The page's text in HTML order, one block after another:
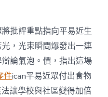
批評重點指向平易近生
，光束瞬間爆發出一連
論氣泡。價，指出這場
件ican平易近眾付出食物
法讓學校與社區變得加倍